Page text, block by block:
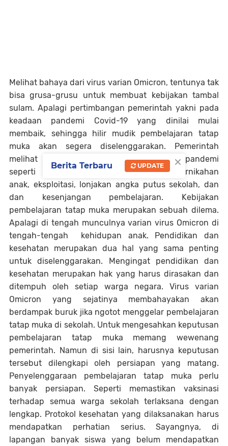
Melihat bahaya dari virus varian Omicron, tentunya tak
bisa grusa-grusu untuk membuat kebijakan tambal
sulam. Apalagi pertimbangan pemerintah yakni pada
keadaan pandemi Covid-19 yang dinilai mulai
membaik, sehingga hilir mudik pembelajaran tatap
muka akan segera diselenggarakan. Pemerintah
melihat bahwasanya ada dampak negatif pandemi
seperti penurunan kemampuan siswa, pernikahan
anak, eksploitasi, lonjakan angka putus sekolah, dan
dan kesenjangan pembelajaran. Kebijakan
pembelajaran tatap muka merupakan sebuah dilema.
Apalagi di tengah munculnya varian virus Omicron di
tengah-tengah kehidupan anak. Pendidikan dan
kesehatan merupakan dua hal yang sama penting
untuk diselenggarakan. Mengingat pendidikan dan
kesehatan merupakan hak yang harus dirasakan dan
ditempuh oleh setiap warga negara. Virus varian
Omicron yang sejatinya membahayakan akan
berdampak buruk jika ngotot menggelar pembelajaran
tatap muka di sekolah. Untuk mengesahkan keputusan
pembelajaran tatap muka memang wewenang
pemerintah. Namun di sisi lain, harusnya keputusan
tersebut dilengkapi oleh persiapan yang matang.
Penyelenggaraan pembelajaran tatap muka perlu
banyak persiapan. Seperti memastikan vaksinasi
terhadap semua warga sekolah terlaksana dengan
lengkap. Protokol kesehatan yang dilaksanakan harus
mendapatkan perhatian serius. Sayangnya, di
lapangan banyak siswa yang belum mendapatkan
×
Berita Terbaru UPDATE